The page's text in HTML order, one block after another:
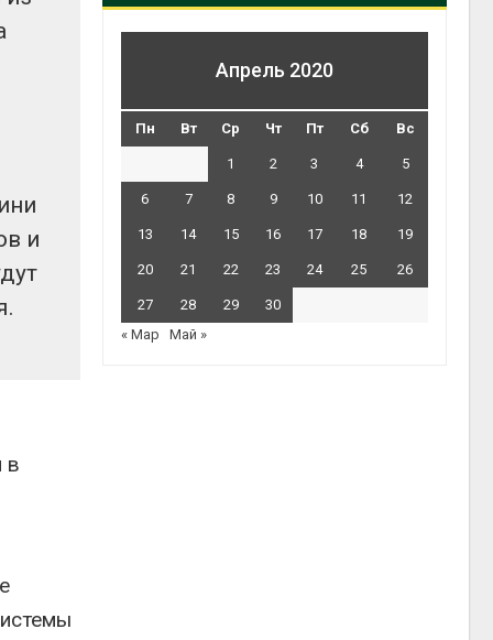
и
в
Апрель 2020
Пн Вт Ср Чт Пт Сб Вс
1 2 3 4 5
6 7 8 9 10 11 12
13 14 15 16 17 18 19
20 21 22 23 24 25 26
27 28 29
30
« Мар
Май »